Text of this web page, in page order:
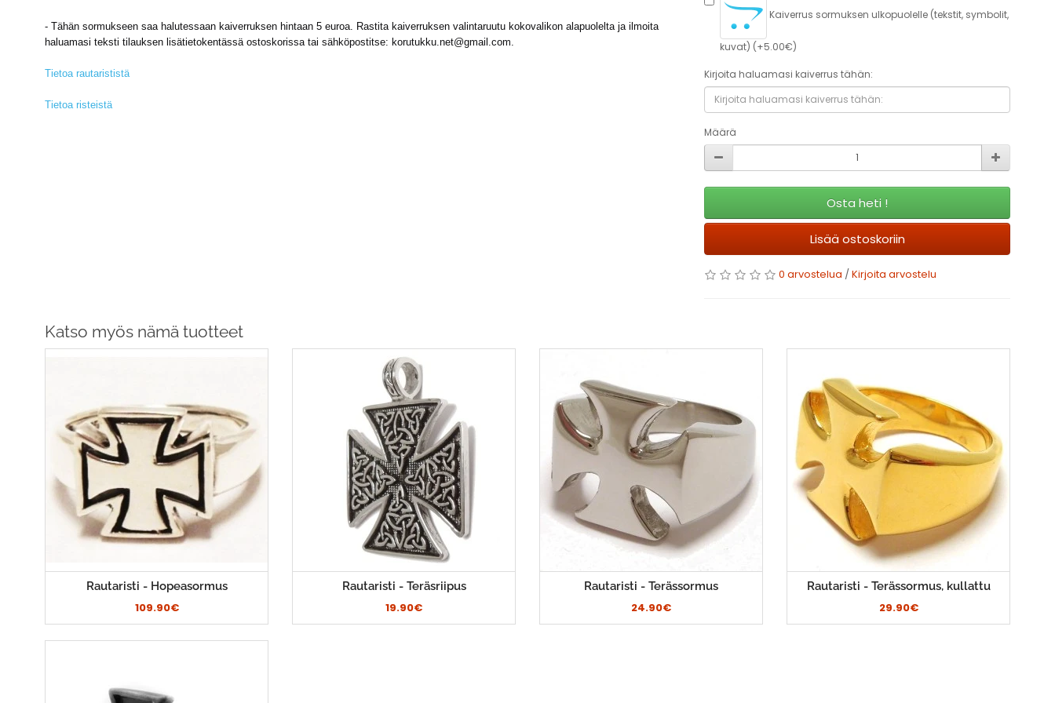
- Tähän sormukseen saa halutessaan kaiverruksen hintaan 5 euroa. Rastita kaiverruksen valintaruutu kokovalikon alapuolelta ja ilmoita
haluamasi teksti tilauksen lisätietokentässä ostoskorissa tai sähköpostitse: korutukku.net@gmail.com.
Tietoa rautarististä
Tietoa risteistä
Kaiverrus sormuksen ulkopuolelle (tekstit, symbolit,
kuvat) (+5.00€)
Kirjoita haluamasi kaiverrus tähän:
Määrä
Osta heti !
Lisää ostoskoriin
0 arvostelua / Kirjoita arvostelu
Katso myös nämä tuotteet
Rautaristi - Hopeasormus
109.90€
Rautaristi - Teräsriipus
19.90€
Rautaristi - Terässormus
24.90€
Rautaristi - Terässormus, kullattu
29.90€